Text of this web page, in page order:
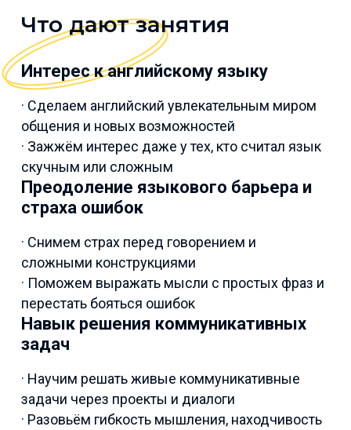
Что дают занятия
Интерес к английскому языку
· Сделаем английский увлекательным миром
общения и новых возможностей
· Зажжём интерес даже у тех, кто считал язык
скучным или сложным
Преодоление языкового барьера и
страха ошибок
· Снимем страх перед говорением и
сложными конструкциями
· Поможем выражать мысли с простых фраз и
перестать бояться ошибок
Навык решения коммуникативных
задач
· Научим решать живые коммуникативные
задачи через проекты и диалоги
· Разовьём гибкость мышления, находчивость